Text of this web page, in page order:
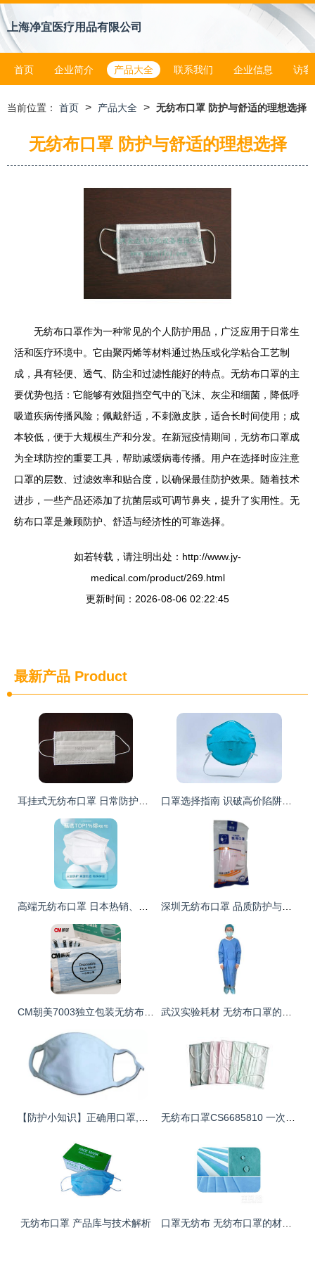
上海净宜医疗用品有限公司
首页 企业简介 产品大全 联系我们 企业信息 访客
当前位置： 首页 > 产品大全 > 无纺布口罩 防护与舒适的理想选择
无纺布口罩 防护与舒适的理想选择
无纺布口罩作为一种常见的个人防护用品，广泛应用于日常生
活和医疗环境中。它由聚丙烯等材料通过热压或化学粘合工艺制
成，具有轻便、透气、防尘和过滤性能好的特点。无纺布口罩的主
要优势包括：它能够有效阻挡空气中的飞沫、灰尘和细菌，降低呼
吸道疾病传播风险；佩戴舒适，不刺激皮肤，适合长时间使用；成
本较低，便于大规模生产和分发。在新冠疫情期间，无纺布口罩成
为全球防控的重要工具，帮助减缓病毒传播。用户在选择时应注意
口罩的层数、过滤效率和贴合度，以确保最佳防护效果。随着技术
进步，一些产品还添加了抗菌层或可调节鼻夹，提升了实用性。无
纺布口罩是兼顾防护、舒适与经济性的可靠选择。
如若转载，请注明出处：http://www.jy-
medical.com/product/269.html
更新时间：2026-08-06 02:22:45
最新产品 Product
无纺布口罩 产品库与技术解析